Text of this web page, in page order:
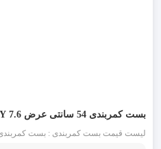
بست کمربندی 54 سانتی عرض 7.6 YY